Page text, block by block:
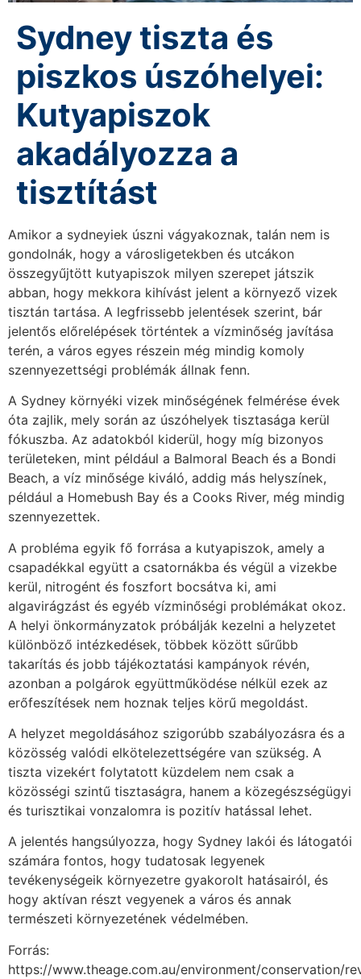
Sydney tiszta és
piszkos úszóhelyei:
Kutyapiszok
akadályozza a
tisztítást
Amikor a sydneyiek úszni vágyakoznak, talán nem is
gondolnák, hogy a városligetekben és utcákon
összegyűjtött kutyapiszok milyen szerepet játszik
abban, hogy mekkora kihívást jelent a környező vizek
tisztán tartása. A legfrissebb jelentések szerint, bár
jelentős előrelépések történtek a vízminőség javítása
terén, a város egyes részein még mindig komoly
szennyezettségi problémák állnak fenn.
A Sydney környéki vizek minőségének felmérése évek
óta zajlik, mely során az úszóhelyek tisztasága kerül
fókuszba. Az adatokból kiderül, hogy míg bizonyos
területeken, mint például a Balmoral Beach és a Bondi
Beach, a víz minősége kiváló, addig más helyszínek,
például a Homebush Bay és a Cooks River, még mindig
szennyezettek.
A probléma egyik fő forrása a kutyapiszok, amely a
csapadékkal együtt a csatornákba és végül a vizekbe
kerül, nitrogént és foszfort bocsátva ki, ami
algavirágzást és egyéb vízminőségi problémákat okoz.
A helyi önkormányzatok próbálják kezelni a helyzetet
különböző intézkedések, többek között sűrűbb
takarítás és jobb tájékoztatási kampányok révén,
azonban a polgárok együttműködése nélkül ezek az
erőfeszítések nem hoznak teljes körű megoldást.
A helyzet megoldásához szigorúbb szabályozásra és a
közösség valódi elkötelezettségére van szükség. A
tiszta vizekért folytatott küzdelem nem csak a
közösségi szintű tisztaságra, hanem a közegészségügyi
és turisztikai vonzalomra is pozitív hatással lehet.
A jelentés hangsúlyozza, hogy Sydney lakói és látogatói
számára fontos, hogy tudatosak legyenek
tevékenységeik környezetre gyakorolt hatásairól, és
hogy aktívan részt vegyenek a város és annak
természeti környezetének védelmében.
Forrás:
https://www.theage.com.au/environment/conservation/